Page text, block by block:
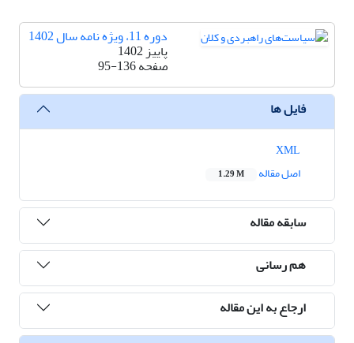
دوره 11، ویژه نامه سال 1402
پاییز 1402
صفحه95-136
فایل ها
اصل مقاله
1.29 M
سابقه مقاله
هم رسانی
ارجاع به این مقاله